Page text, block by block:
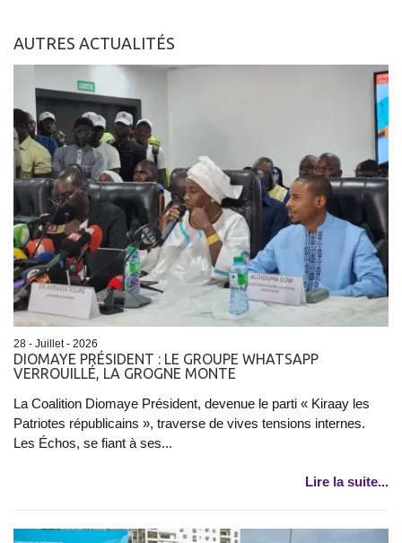
AUTRES ACTUALITÉS
28 - Juillet - 2026
DIOMAYE PRÉSIDENT : LE GROUPE WHATSAPP
VERROUILLÉ, LA GROGNE MONTE
La Coalition Diomaye Président, devenue le parti « Kiraay les
Patriotes républicains », traverse de vives tensions internes.
Les Échos, se fiant à ses...
Lire la suite...